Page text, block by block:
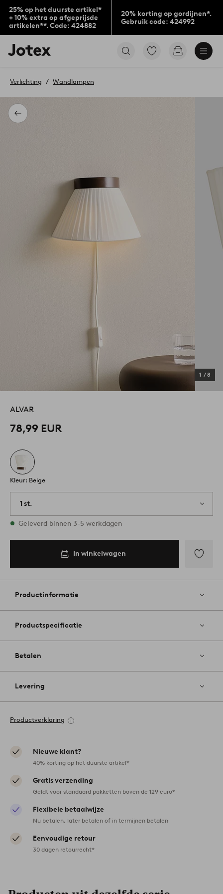
25% op het duurste artikel*
+ 10% extra op afgeprijsde
artikelen**. Code: 424882
20% korting op gordijnen*.
Gebruik code: 424992
Jotex
logo
to
home
page
Ga
Go
Terug
Verlichting Wandlampen
1 /8
ALVAR
78,99 EUR
Kleur: Beige
1 st.
Op voorraad
Geleverd binnen 3-5 werkdagen
In winkelwagen
aan
Productinformatie
Productspecificatie
Betalen
Levering
Productverklaring
Nieuwe klant?
40% korting op het duurste artikel*
Gratis verzending
Geldt voor standaard pakketten boven de 129 euro*
Flexibele betaalwijze
Nu betalen, later betalen of in termijnen betalen
Eenvoudige retour
30 dagen retourrecht*